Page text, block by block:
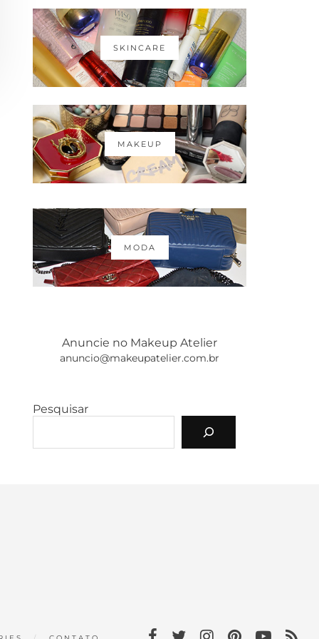
SKINCARE
MAKEUP
MODA
Anuncie no Makeup Atelier
anuncio@makeupatelier.com.br
Pesquisar